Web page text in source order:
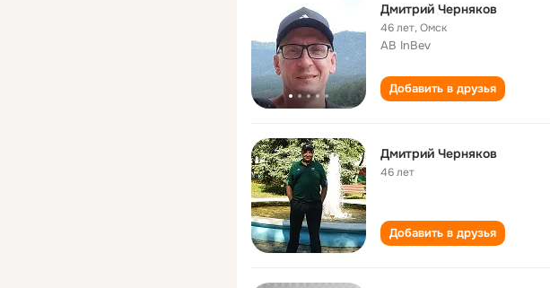
Дмитрий Черняков
46 лет,Омск
AB InBev
Добавить в друзья
Дмитрий Черняков
46 лет
Добавить в друзья